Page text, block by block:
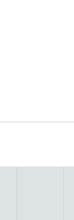
или